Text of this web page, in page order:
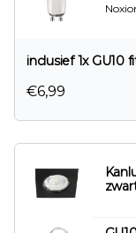
inclusief 1x GU10
€6,99